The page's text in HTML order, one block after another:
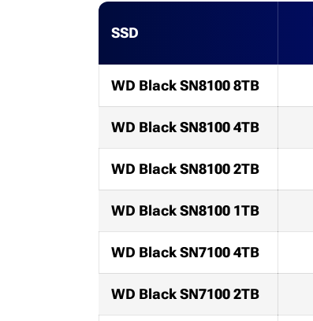
SSD
WD Black SN8100 8TB
WD Black SN8100 4TB
WD Black SN8100 2TB
WD Black SN8100 1TB
WD Black SN7100 4TB
WD Black SN7100 2TB